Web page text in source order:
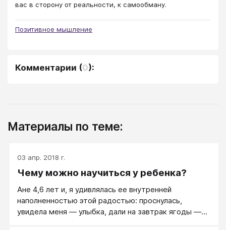
вас в сторону от реальности, к самообману.
Позитивное мышление
Комментарии (0):
Материалы по теме:
03 апр. 2018 г.
Чему можно научиться у ребенка?
Ане 4,6 лет и, я удивлялась ее внутренней
наполненностью этой радостью: проснулась,
увидела меня ― улыбка, дали на завтрак ягоды ―